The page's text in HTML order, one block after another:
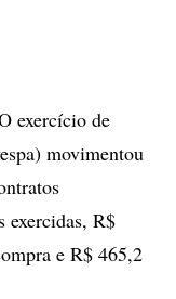
exercício de
movimentou
exercidas, R$
e R$ 465,2